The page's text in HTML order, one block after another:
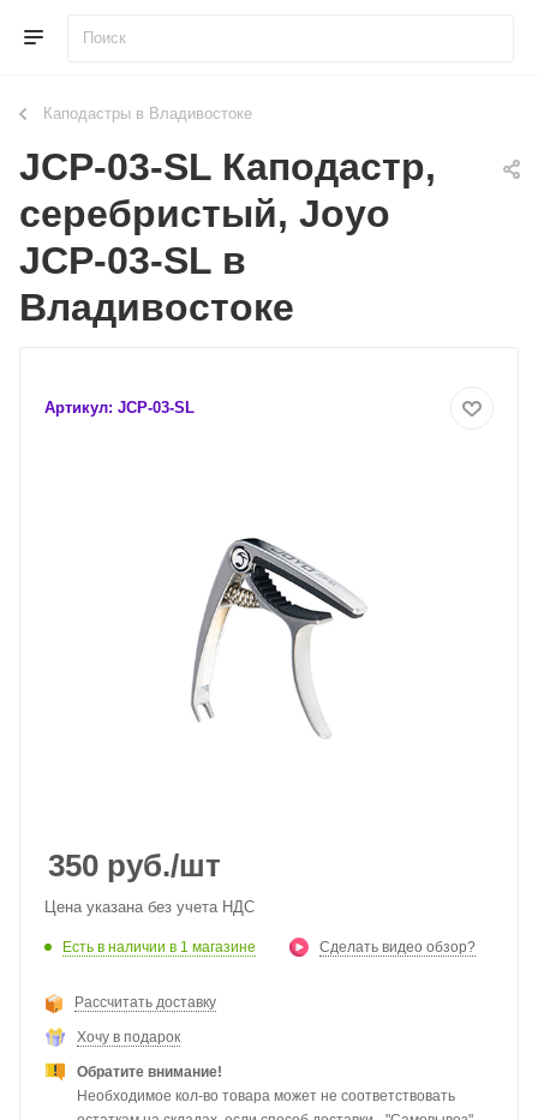
Каподастры в Владивостоке
JCP-03-SL Каподастр,
серебристый, Joyo
JCP-03-SL в
Владивостоке
Артикул: JCP-03-SL
350 руб./шт
Цена указана без учета НДС
Есть в наличии в 1 магазине Сделать видео обзор?
Рассчитать доставку
Хочу в подарок
Обратите внимание!
Необходимое кол-во товара может не соответствовать